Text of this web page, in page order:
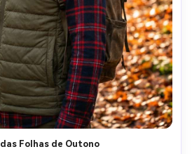
Folhas de Outono